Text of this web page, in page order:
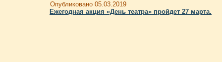
Опубликовано 05.03.2019
Ежегодная акция «День театра» пройдет 27 марта.